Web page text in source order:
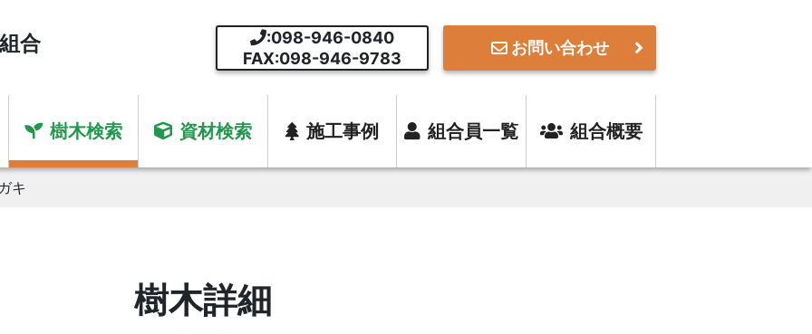
合
:098-946-0840
FAX:098-946-9783
お問い合わせ
樹木検索 資材検索 施工事例 組合員一覧 組合概要
キ
樹木詳細